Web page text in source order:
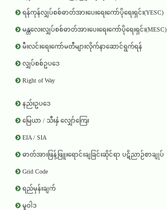
ရန်ကုန်လျှပ်စစ်ဓာတ်အားပေးရေးကော်ပိုရေးရှင်း(YESC)
မန္တလေးလျှပ်စစ်ဓာတ်အားပေးရေးကော်ပိုရေးရှင်း(MESC)
မီးလင်းရေးကော်မတီများလိုက်နာဆောင်ရွက်ရန်
လျှပ်စစ်ဥပဒေ
Right of Way
နည်းဥပဒေ
မြေယာ / သီးနှံ လျှော်ကြေး
EIA / SIA
ဓာတ်အားဖြန့်ဖြူးရောင်းချခြင်းဆိုင်ရာ ပဋိညာဉ်စာချုပ်
Grid Code
ရည်မှန်းချက်
မူဝါဒ